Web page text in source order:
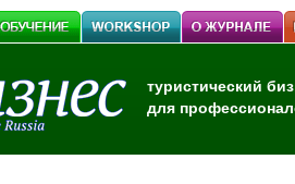
туристический
для